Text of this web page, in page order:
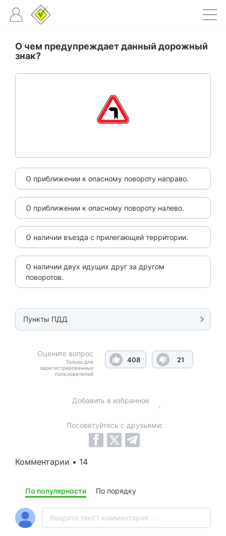
О чем предупреждает данный дорожный
знак?
О приближении к опасному повороту направо.
О приближении к опасному повороту налево.
О наличии въезда с прилегающей территории.
О наличии двух идущих друг за другом
поворотов.
Пункты ПДД
Оцените вопрос
Только для
зарегистрированных
пользователей
408 21
Добавить в избранное
Посоветуйтесь с друзьями:
Комментарии • 14
По популярности По порядку